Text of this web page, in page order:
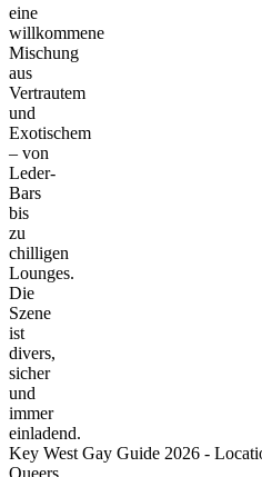
eine
willkommene
Mischung
aus
Vertrautem
und
Exotischem
– von
Leder-
Bars
bis
zu
chilligen
Lounges.
Die
Szene
ist
divers,
sicher
und
immer
einladend.
Key West Gay Guide 2026 -